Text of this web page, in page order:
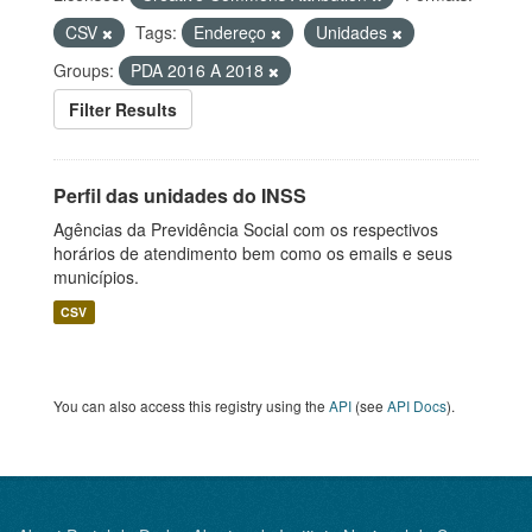
CSV
Tags: Endereço
Unidades
Groups:
PDA 2016 A 2018
Filter Results
Perfil das unidades do INSS
Agências da Previdência Social com os respectivos
horários de atendimento bem como os emails e seus
municípios.
CSV
You can also access this registry using the API (see API Docs).